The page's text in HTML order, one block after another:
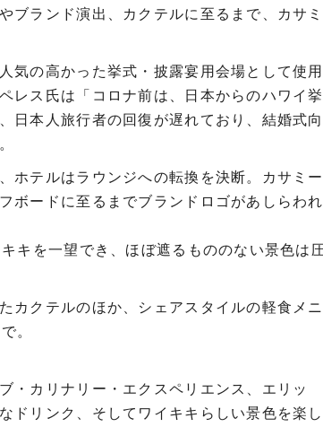
ブランド演出、カクテルに至るまで、カサミ
気の高かった挙式・披露宴用会場として使用
レス氏は「コロナ前は、日本からのハワイ挙
日本人旅行者の回復が遅れており、結婚式向
ホテルはラウンジへの転換を決断。カサミー
ボードに至るまでブランドロゴがあしらわれ
キを一望でき、ほぼ遮るもののない景色は
カクテルのほか、シェアスタイルの軽食メニ
。
・カリナリー・エクスペリエンス、エリッ
ドリンク、そしてワイキキらしい景色を楽し